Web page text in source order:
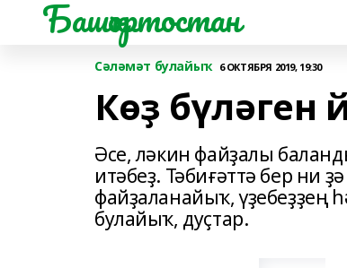
Башҡортостан
Сәләмәт булайыҡ 6 ОКТЯБРЯ 2019, 19:30
Көҙ
Әсе, ләкин файҙалы
итәбеҙ. Тәбиғәттә бер ни
файҙаланайыҡ,
булайыҡ, дуҫтар.